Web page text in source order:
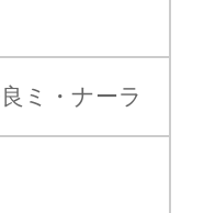
ミ・ナーラ